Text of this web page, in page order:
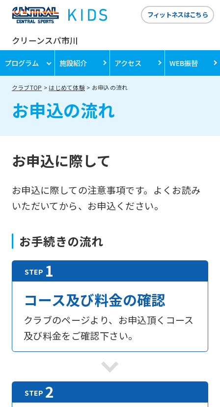
クリーンスパ市川
フィットネスはこちら
プログラム 施設紹介 アクセス WEB振替
クラブTOP はじめて体験 お申込の流れ
お申込の流れ
お申込に際して
お申込に際しての注意事項です。よくお読み
いただいてから、お申込ください。
お手続きの流れ
コース及び料金の確認
クラブのページより、お申込頂くコース
及び料金をご確認下さい。